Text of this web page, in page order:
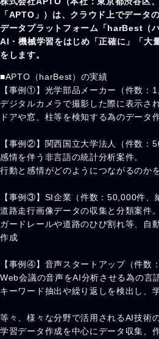
「APTO」）は、クラウド上でデータ
データプラットフォーム「harBest（
AI・機械学習をはじめ「正確に」「大
をします。
■APTO（harBest）の実績
【事例①】光学部品メーカー（件数：
デジタルカメラで撮影した際に表示さ
ドアや窓、柱等を検知する為のデータ作
【事例②】関西国立大学法人（件数：
感情を伴う非言語の統計分析案件。
行動と感情がどのようにつながるのか
【事例③】SI企業（件数：50,000件、
道路走行画像データの収集と分類案件。
ガードレールや道路のひび割れ等、自
作成
【事例④】音声スタートアップ（件数
Web会議の音声をAI分析させる為の言
キーワード抽出や繰り返しを検出し、
等々、様々な分野で活用されるAI技術
学習データ作成を中心にデータ収集、